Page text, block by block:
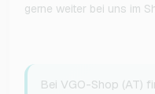
gerne weiter bei uns im
Bei VGO-Shop (AT)